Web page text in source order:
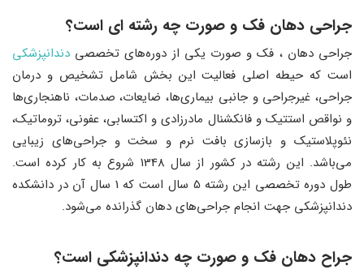
جراحی دهان فک و صورت چه رشته ای است؟
جراحی دهان ، فک و صورت یکی از دوره‌های تخصصی دندانپزشکی
است که حیطه اصلی فعالیت این بخش شامل تشخیص و درمان
جراحی، غیرجراحی و جانبی بیماری‌ها، ضایعات، صدمات، ناهنجاری‌ها
و نواقص استتیک و فانکشنال مادرزادی و اکتسابی، عفونی، تروماتیک،
نئوپلاستیک و بازسازی بافت نرم و سخت و جراحی‌های زیبایی
می‌باشد. این رشته در کشور از سال 1348 شروع به کار کرده است.
طول دوره تخصصی این رشته 5 سال است که 1 سال آن در دانشکده
دندانپزشکی جهت انجام جراحی‌های دهان گذرانده می‌شود.
جراح دهان فک و صورت چه دندانپزشکی است؟